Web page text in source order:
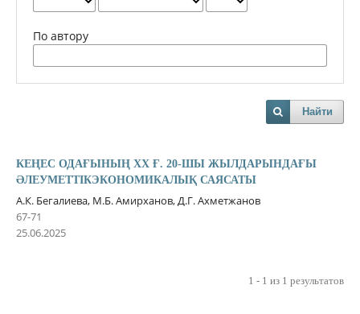
По автору
Найти
КЕҢЕС ОДАҒЫНЫҢ ХХ Ғ. 20-ШЫ ЖЫЛДАРЫНДАҒЫ
ƏЛЕУМЕТТІКЭКОНОМИКАЛЫҚ САЯСАТЫ
А.К. Бегалиева, М.Б. Амирханов, Д.Г. Ахметжанов
67-71
25.06.2025
1 - 1 из 1 результатов